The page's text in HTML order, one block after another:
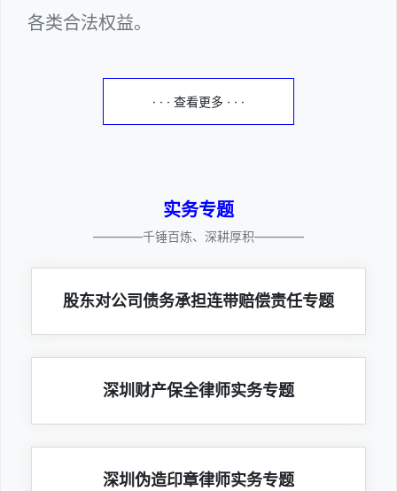
各类合法权益。
· · · 查看更多 · · ·
实务专题
————千锤百炼、深耕厚积————
股东对公司债务承担连带赔偿责任专题
深圳财产保全律师实务专题
深圳伪造印章律师实务专题